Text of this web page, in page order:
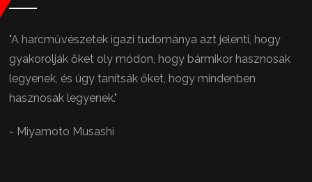
"A harcművészetek igazi tudománya azt jelenti, hogy
gyakorolják őket oly módon, hogy bármikor hasznosak
legyenek, és úgy tanítsák őket, hogy mindenben
hasznosak legyenek."
- Miyamoto Musashi